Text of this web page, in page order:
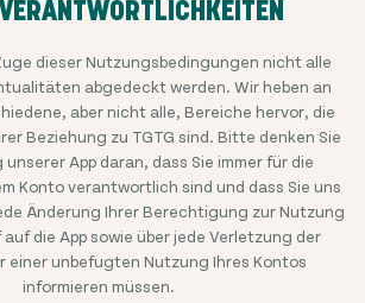
dieser Nutzungsbedingungen nicht alle
abgedeckt werden. Wir heben an
aber nicht alle, Bereiche hervor, die
Beziehung zu TGTG sind. Bitte denken Sie
App daran, dass Sie immer für die
Konto verantwortlich sind und dass Sie uns
Änderung Ihrer Berechtigung zur Nutzung
die App sowie über jede Verletzung der
einer unbefugten Nutzung Ihres Kontos
informieren müssen.